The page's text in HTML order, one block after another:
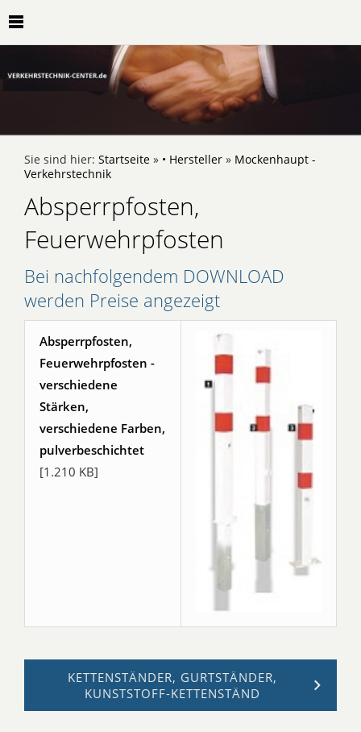
Sie sind hier: Startseite » • Hersteller » Mockenhaupt -
Verkehrstechnik
Absperrpfosten,
Feuerwehrpfosten
Bei nachfolgendem DOWNLOAD
werden Preise angezeigt
Absperrpfosten,
Feuerwehrpfosten -
verschiedene
Stärken,
verschiedene Farben,
pulverbeschichtet
[1.210 KB]
KETTENSTÄNDER, GURTSTÄNDER,
KUNSTSTOFF-KETTENSTÄND